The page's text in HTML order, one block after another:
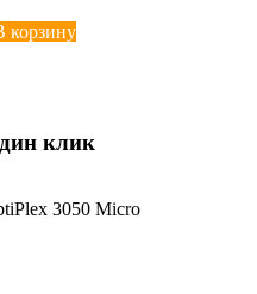
корзину
клик
3050 Micro